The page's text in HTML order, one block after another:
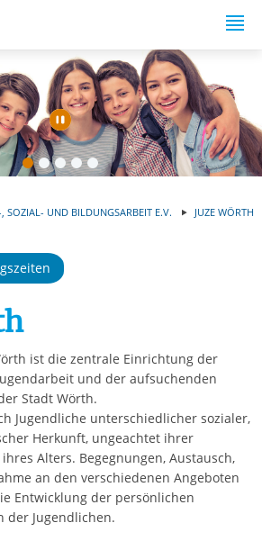
Automatische
, SOZIAL- UND BILDUNGSARBEIT E.V. JUZE WÖRTH
ist die zentrale Einrichtung der
und der aufsuchenden
Stadt Wörth.
Jugendliche unterschiedlicher sozialer,
Herkunft, ungeachtet ihrer
Alters. Begegnungen, Austausch,
an den verschiedenen Angeboten
Entwicklung der persönlichen
der Jugendlichen.